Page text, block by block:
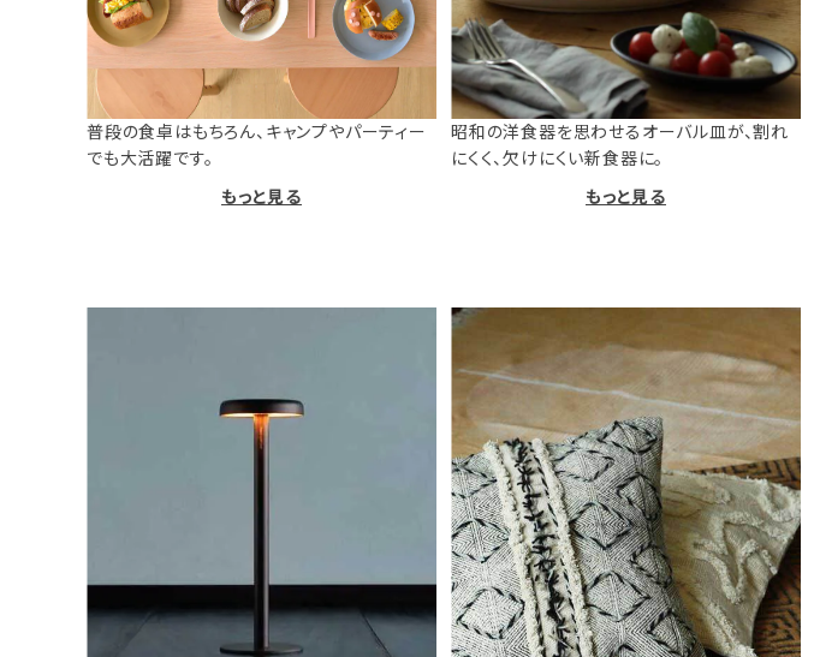
普段の食卓はもちろん、キャンプやパーティー
でも大活躍です。
もっと見る
昭和の洋食器を思わせるオーバル皿が、割れ
にくく、欠けにくい新食器に。
もっと見る